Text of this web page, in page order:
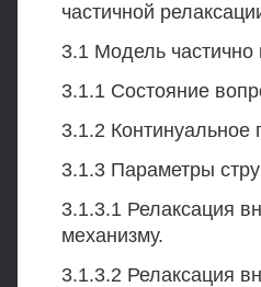
частичной
3.1 Модель
3.1.1 Состояние
3.1.2 Континуальное
3.1.3 Параметры
3.1.3.1 Релаксация
механизму.
3.1.3.2 Релаксация